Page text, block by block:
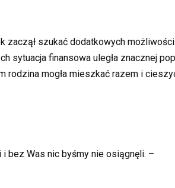
zaczął szukać dodatkowych możliwości
sytuacja finansowa uległa znacznej
rodzina mogła mieszkać razem i
bez Was nic byśmy nie osiągnęli. –